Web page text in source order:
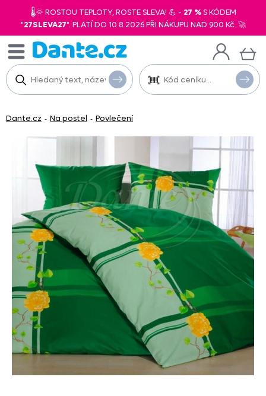
🌡️🌞 ROSTOU TEPLOTY, ROSTE SLEVA! 💪 - 27 %S KÓDEM
"27SLEVA27". PLATÍ DO 10.8.2026 PŘI NÁKUPU NAD 900 Kč. 🚀
Dante.cz - Na postel - Povlečení